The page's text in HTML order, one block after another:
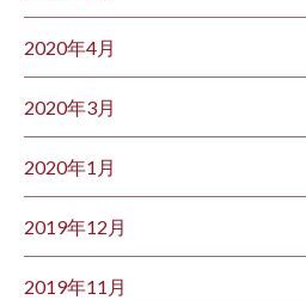
2020年4月
2020年3月
2020年1月
2019年12月
2019年11月